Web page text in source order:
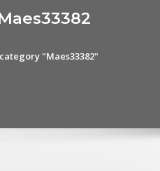
"Maes33382"